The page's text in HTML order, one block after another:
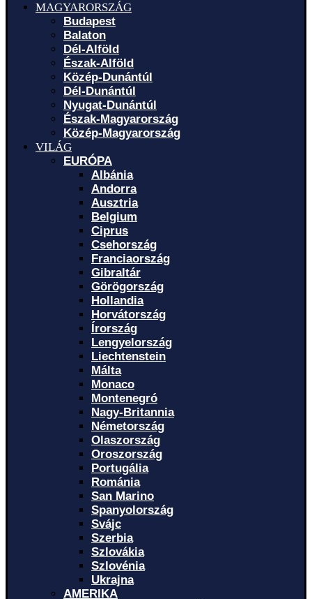
MAGYARORSZÁG
Budapest
Balaton
Dél-Alföld
Észak-Alföld
Közép-Dunántúl
Dél-Dunántúl
Nyugat-Dunántúl
Észak-Magyarország
Közép-Magyarország
VILÁG
EURÓPA
Albánia
Andorra
Ausztria
Belgium
Ciprus
Csehország
Franciaország
Gibraltár
Görögország
Hollandia
Horvátország
Írország
Lengyelország
Liechtenstein
Málta
Monaco
Montenegró
Nagy-Britannia
Németország
Olaszország
Oroszország
Portugália
Románia
San Marino
Spanyolország
Svájc
Szerbia
Szlovákia
Szlovénia
Ukrajna
AMERIKA